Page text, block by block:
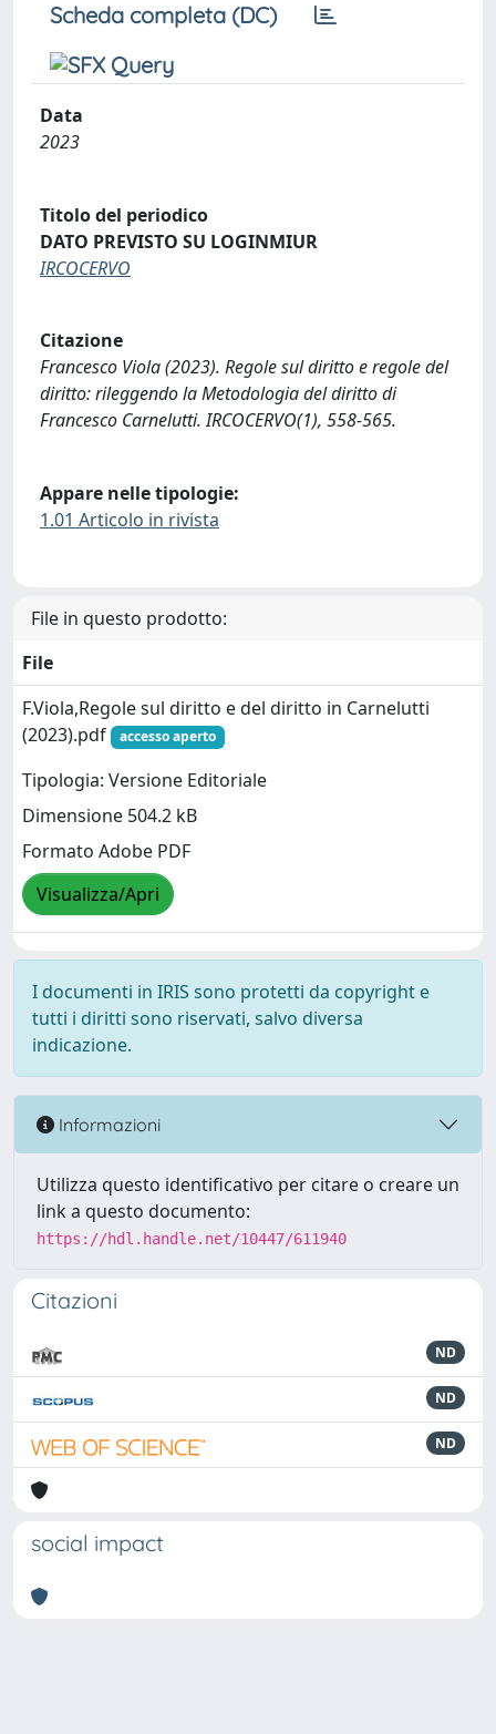
Scheda completa (DC)
Data
2023
Titolo del periodico
DATO PREVISTO SU LOGINMIUR
IRCOCERVO
Citazione
Francesco Viola (2023). Regole sul diritto e regole del
diritto: rileggendo la Metodologia del diritto di
Francesco Carnelutti. IRCOCERVO(1), 558-565.
Appare nelle tipologie:
1.01 Articolo in rivista
File in questo prodotto:
File
F.Viola,Regole sul diritto e del diritto in Carnelutti
(2023).pdf
accesso aperto
Tipologia: Versione Editoriale
Dimensione 504.2 kB
Formato Adobe PDF
Visualizza/Apri
I documenti in IRIS sono protetti da copyright e
tutti i diritti sono riservati, salvo diversa
indicazione.
Informazioni
Utilizza questo identificativo per citare o creare un
link a questo documento:
https://hdl.handle.net/10447/611940
Citazioni
ND
ND
ND
social impact